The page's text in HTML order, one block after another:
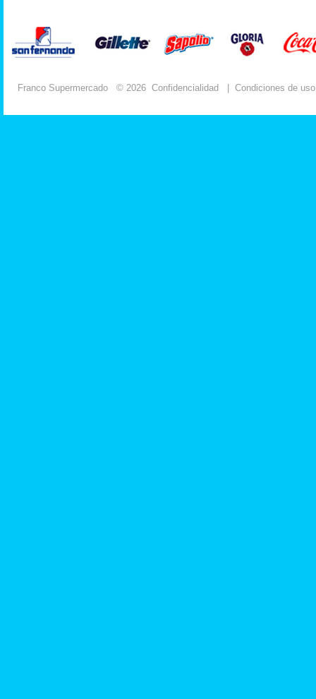
Franco Supermercado © 2026 Confidencialidad Condiciones de uso